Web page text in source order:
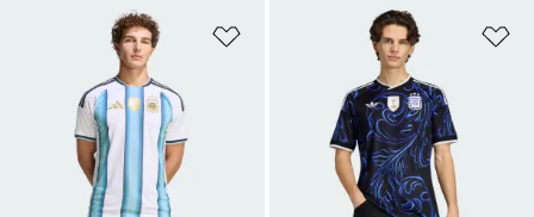
Adicionar à Lista de Desejos